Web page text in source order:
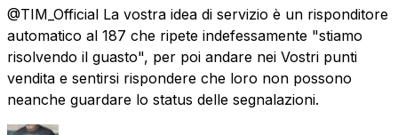
@TIM_Official La vostra idea di servizio è un risponditore
automatico al 187 che ripete indefessamente "stiamo
risolvendo il guasto", per poi andare nei Vostri punti
vendita e sentirsi rispondere che loro non possono
neanche guardare lo status delle segnalazioni.